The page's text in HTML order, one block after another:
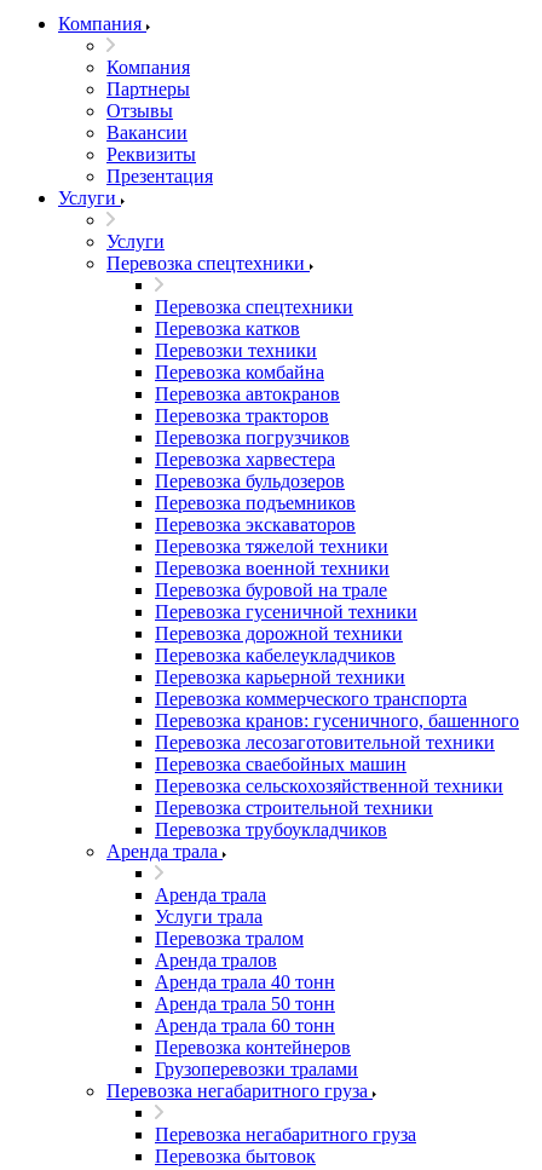
Компания
Компания
Партнеры
Отзывы
Вакансии
Реквизиты
Презентация
Услуги
Услуги
Перевозка спецтехники
Перевозка спецтехники
Перевозка катков
Перевозки техники
Перевозка комбайна
Перевозка автокранов
Перевозка тракторов
Перевозка погрузчиков
Перевозка харвестера
Перевозка бульдозеров
Перевозка подъемников
Перевозка экскаваторов
Перевозка тяжелой техники
Перевозка военной техники
Перевозка буровой на трале
Перевозка гусеничной техники
Перевозка дорожной техники
Перевозка кабелеукладчиков
Перевозка карьерной техники
Перевозка коммерческого транспорта
Перевозка кранов: гусеничного, башенного
Перевозка лесозаготовительной техники
Перевозка сваебойных машин
Перевозка сельскохозяйственной техники
Перевозка строительной техники
Перевозка трубоукладчиков
Аренда трала
Аренда трала
Услуги трала
Перевозка тралом
Аренда тралов
Аренда трала 40 тонн
Аренда трала 50 тонн
Аренда трала 60 тонн
Перевозка контейнеров
Грузоперевозки тралами
Перевозка негабаритного груза
Перевозка негабаритного груза
Перевозка бытовок